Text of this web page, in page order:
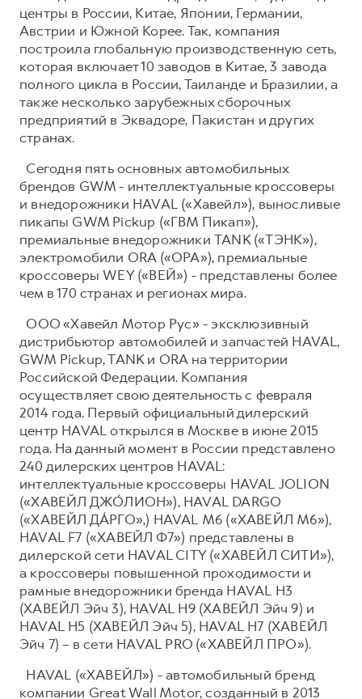
центры в России, Китае, Японии, Германии,
Австрии и Южной Корее. Так, компания
построила глобальную производственную сеть,
которая включает 10 заводов в Китае, 3 завода
полного цикла в России, Таиланде и Бразилии, а
также несколько зарубежных сборочных
предприятий в Эквадоре, Пакистан и других
странах.
Сегодня пять основных автомобильных
брендов GWM - интеллектуальные кроссоверы
и внедорожники HAVAL («Хавейл»), выносливые
пикапы GWM Pickup («ГВМ Пикап»),
премиальные внедорожники TANK («ТЭНК»),
электромобили ORA («ОРА»), премиальные
кроссоверы WEY («ВЕЙ») - представлены более
чем в 170 странах и регионах мира.
ООО «Хавейл Мотор Рус» - эксклюзивный
дистрибьютор автомобилей и запчастей HAVAL,
GWM Pickup, TANK и ORA на территории
Российской Федерации. Компания
осуществляет свою деятельность с февраля
2014 года. Первый официальный дилерский
центр HAVAL открылся в Москве в июне 2015
года. На данный момент в России представлено
240 дилерских центров HAVAL:
интеллектуальные кроссоверы HAVAL JOLION
(«ХАВЕЙЛ ДЖО́ЛИОН»), HAVAL DARGO
(«ХАВЕЙЛ ДА́РГО»,) HAVAL М6 («ХАВЕЙЛ M6»),
HAVAL F7 («ХАВЕЙЛ Ф7») представлены в
дилерской сети HAVAL CITY («ХАВЕЙЛ СИТИ»),
а кроссоверы повышенной проходимости и
рамные внедорожники бренда HAVAL H3
(ХАВЕЙЛ Эйч 3), HAVAL H9 (ХАВЕЙЛ Эйч 9) и
HAVAL H5 (ХАВЕЙЛ Эйч 5), HAVAL H7 (ХАВЕЙЛ
Эйч 7) – в сети HAVAL PRO («ХАВЕЙЛ ПРО»).
HAVAL («ХАВЕЙЛ») - автомобильный бренд
компании Great Wall Motor, созданный в 2013